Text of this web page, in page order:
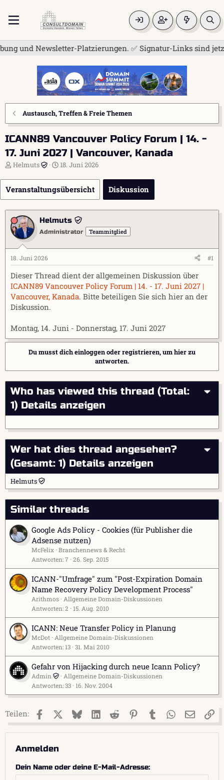
Newsletter-Platzierungen. ✅ Signatur-Links sind jetzt
Austausch, Treffen & Freie Themen
ICANN89 Vancouver Policy Forum | 14. -
17. Juni 2027 | Vancouver, Kanada
E
s
t
e
l
l
e
r
Helmuts
E
s
t
e
l
l
t
a
18. Juni 2026
Veranstaltungsübersicht Diskussion
Helmuts
Administrator Teammitglied
18. Juni 2026 #1
Dieser Thread dient der allgemeinen Diskussion über
ICANN89 Vancouver Policy Forum | 14. - 17. Juni 2027 |
Vancouver, Kanada. Bitte beteiligen Sie sich hier an der
Diskussion.
Montag, 14. Juni - Donnerstag, 17. Juni 2027
Du musst dich einloggen oder registrieren, um hier zu
antworten.
Who has viewed this thread (Total:
1) Details anzeigen
Wer hat dies thread angesehen?
(Gesamt: 1) Details anzeigen
Helmuts
Similar threads
Google Ads Policy - Cookies (für Publisher die
Adsense nutzen)
McFelix Branchennews & Recht
Antworten 7 26. Sep. 2015
ICANN-"Umfrage" zum "Post-Expiration Domain
Name Recovery Policy Development Process"
Arithmos
Allgemeine Domain-Diskussionen
Antworten 2 15. Aug. 2010
ICANN: Neue Transfer Policy in Planung
McDot
Allgemeine Domain-Diskussionen
Antworten 13 31. Mai 2010
Gefahr von Hijacking durch neue Icann Policy?
Admin
Allgemeine Domain-Diskussionen
Antworten 33 16. Nov. 2004
Teilen: FacebookX (Twitter)
BlueskyLinkedIn
Reddit PinterestTumblr WhatsApp
E-Mail
Anmelden
Dein Name oder deine E-Mail-Adresse